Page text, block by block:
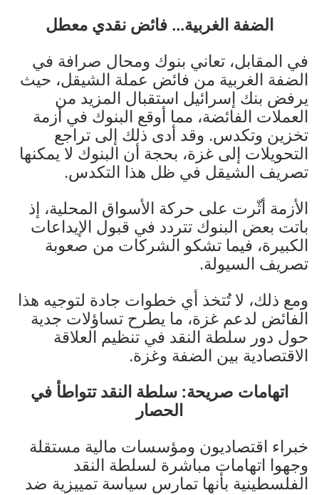
الضفة الغربية… فائض نقدي معطل
في المقابل، تعاني بنوك ومحال صرافة في
الضفة الغربية من فائض عملة الشيقل، حيث
يرفض بنك إسرائيل استقبال المزيد من
العملات الفائضة، مما أوقع البنوك في أزمة
تخزين وتكدس. وقد أدى ذلك إلى تراجع
التحويلات إلى غزة، بحجة أن البنوك لا يمكنها
تصريف الشيقل في ظل هذا التكدس.
الأزمة أثّرت على حركة الأسواق المحلية، إذ
باتت بعض البنوك تتردد في قبول الإيداعات
الكبيرة، فيما تشكو الشركات من صعوبة
تصريف السيولة.
ومع ذلك، لا تُتخذ أي خطوات جادة لتوجيه هذا
الفائض لدعم غزة، ما يطرح تساؤلات جدية
حول دور سلطة النقد في تنظيم العلاقة
الاقتصادية بين الضفة وغزة.
اتهامات صريحة: سلطة النقد تتواطأ في
الحصار
خبراء اقتصاديون ومؤسسات مالية مستقلة
وجهوا اتهامات مباشرة لسلطة النقد
الفلسطينية بأنها تمارس سياسة تمييزية ضد